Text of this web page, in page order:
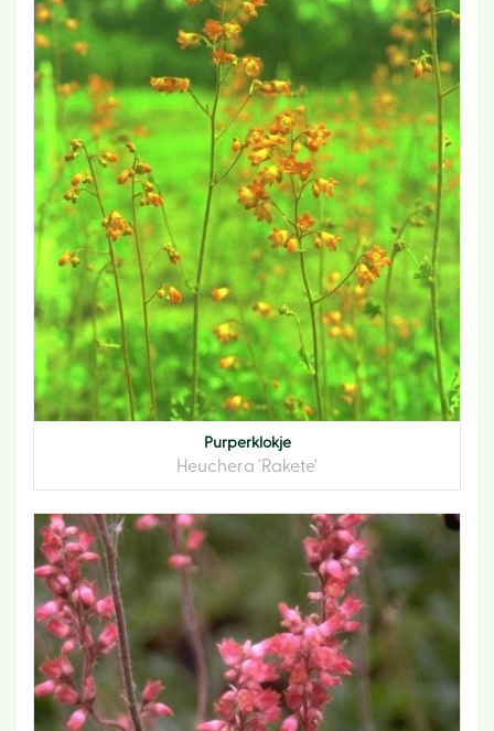
Purperklokje
Heuchera 'Rakete'